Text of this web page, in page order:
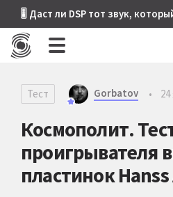
🎚 Даст ли DSP тот звук,
Тест Gorbatov •
Космополит.
проигрывателя
пластинок